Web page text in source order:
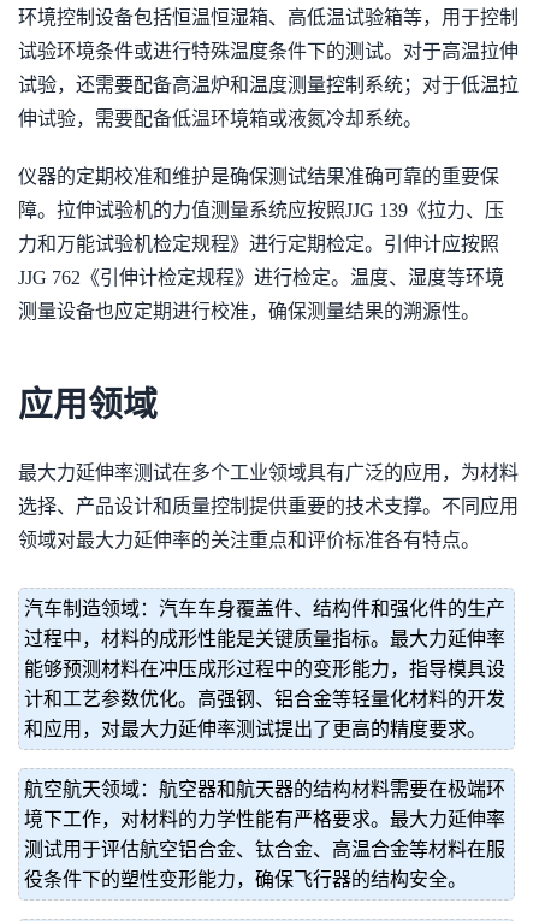
环境控制设备包括恒温恒湿箱、高低温试验箱等，用于控制
试验环境条件或进行特殊温度条件下的测试。对于高温拉伸
试验，还需要配备高温炉和温度测量控制系统；对于低温拉
伸试验，需要配备低温环境箱或液氮冷却系统。
仪器的定期校准和维护是确保测试结果准确可靠的重要保
障。拉伸试验机的力值测量系统应按照JJG 139《拉力、压
力和万能试验机检定规程》进行定期检定。引伸计应按照
JJG 762《引伸计检定规程》进行检定。温度、湿度等环境
测量设备也应定期进行校准，确保测量结果的溯源性。
应用领域
最大力延伸率测试在多个工业领域具有广泛的应用，为材料
选择、产品设计和质量控制提供重要的技术支撑。不同应用
领域对最大力延伸率的关注重点和评价标准各有特点。
汽车制造领域：汽车车身覆盖件、结构件和强化件的生产
过程中，材料的成形性能是关键质量指标。最大力延伸率
能够预测材料在冲压成形过程中的变形能力，指导模具设
计和工艺参数优化。高强钢、铝合金等轻量化材料的开发
和应用，对最大力延伸率测试提出了更高的精度要求。
航空航天领域：航空器和航天器的结构材料需要在极端环
境下工作，对材料的力学性能有严格要求。最大力延伸率
测试用于评估航空铝合金、钛合金、高温合金等材料在服
役条件下的塑性变形能力，确保飞行器的结构安全。